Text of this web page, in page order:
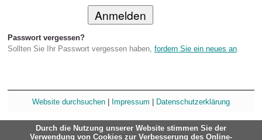
Passwort vergessen?
Sollten Sie Ihr Passwort vergessen haben, fordern Sie ein neues an.
Website durchsuchen | Impressum | Datenschutzerklärung
Durch die Nutzung unserer Website stimmen Sie der
Verwendung von Cookies zur Verbesserung des Online-